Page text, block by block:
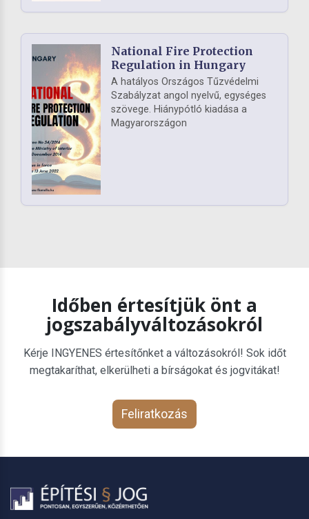
National Fire Protection
Regulation in Hungary
A hatályos Országos Tűzvédelmi
Szabályzat angol nyelvű, egységes
szövege. Hiánypótló kiadása a
Magyarországon
Időben értesítjük önt a
jogszabályváltozásokról
Kérje INGYENES értesítőnket a változásokról! Sok időt
megtakaríthat, elkerülheti a bírságokat és jogvitákat!
Feliratkozás